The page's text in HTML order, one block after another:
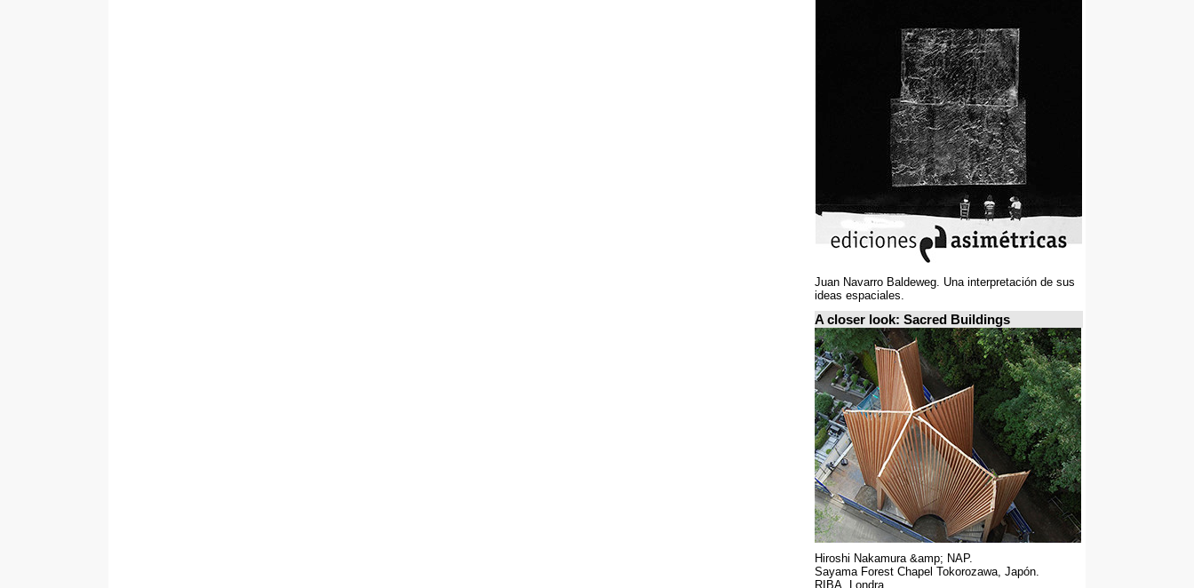
Juan Navarro Baldeweg. Una interpretación de sus
ideas espaciales.
A closer look: Sacred Buildings
Hiroshi Nakamura &amp; NAP.
Sayama Forest Chapel Tokorozawa, Japón.
RIBA, Londra.